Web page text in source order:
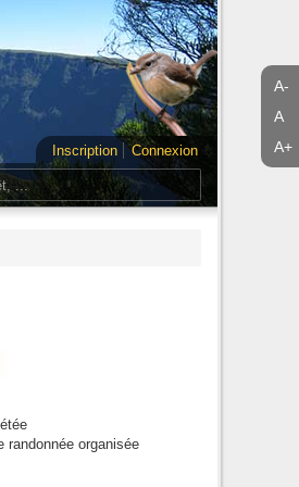
A-
A
A+
Inscription
Connexion
organisée